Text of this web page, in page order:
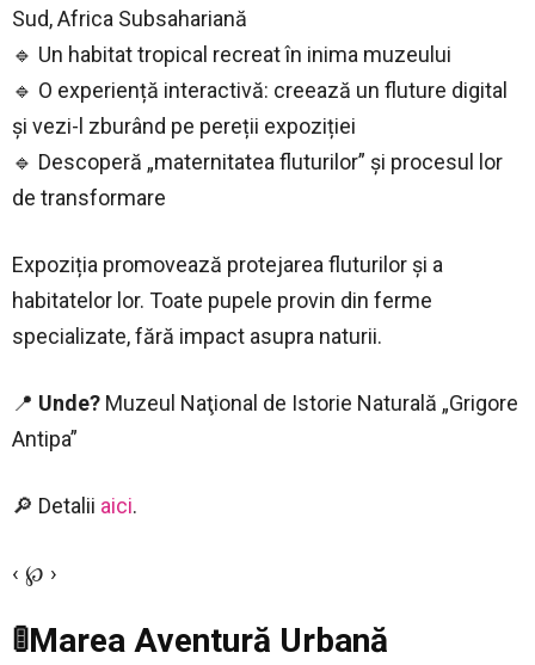
Sud, Africa Subsahariană
🔹 Un habitat tropical recreat în inima muzeului
🔹 O experiență interactivă: creează un fluture digital
și vezi-l zburând pe pereții expoziției
🔹 Descoperă „maternitatea fluturilor” și procesul lor
de transformare
Expoziția promovează protejarea fluturilor și a
habitatelor lor. Toate pupele provin din ferme
specializate, fără impact asupra naturii.
📍 Unde? Muzeul Naţional de Istorie Naturală „Grigore
Antipa”
🔎 Detalii aici.
‹ ℘ ›
🚦Marea Aventură Urbană